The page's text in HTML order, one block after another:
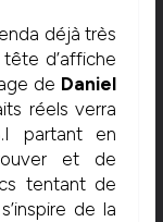
déjà très
d’affiche
de Daniel
réels verra
partant en
et de
tentant de
de la